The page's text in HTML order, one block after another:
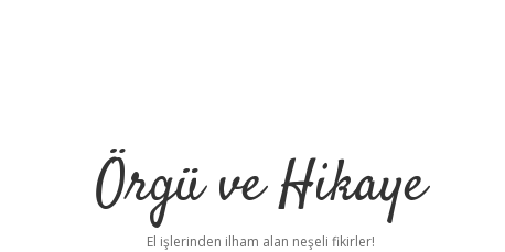
Örgü ve Hikaye
El işlerinden ilham alan neşeli fikirler!